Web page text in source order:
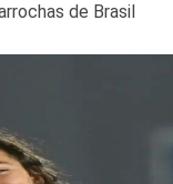
de Brasil